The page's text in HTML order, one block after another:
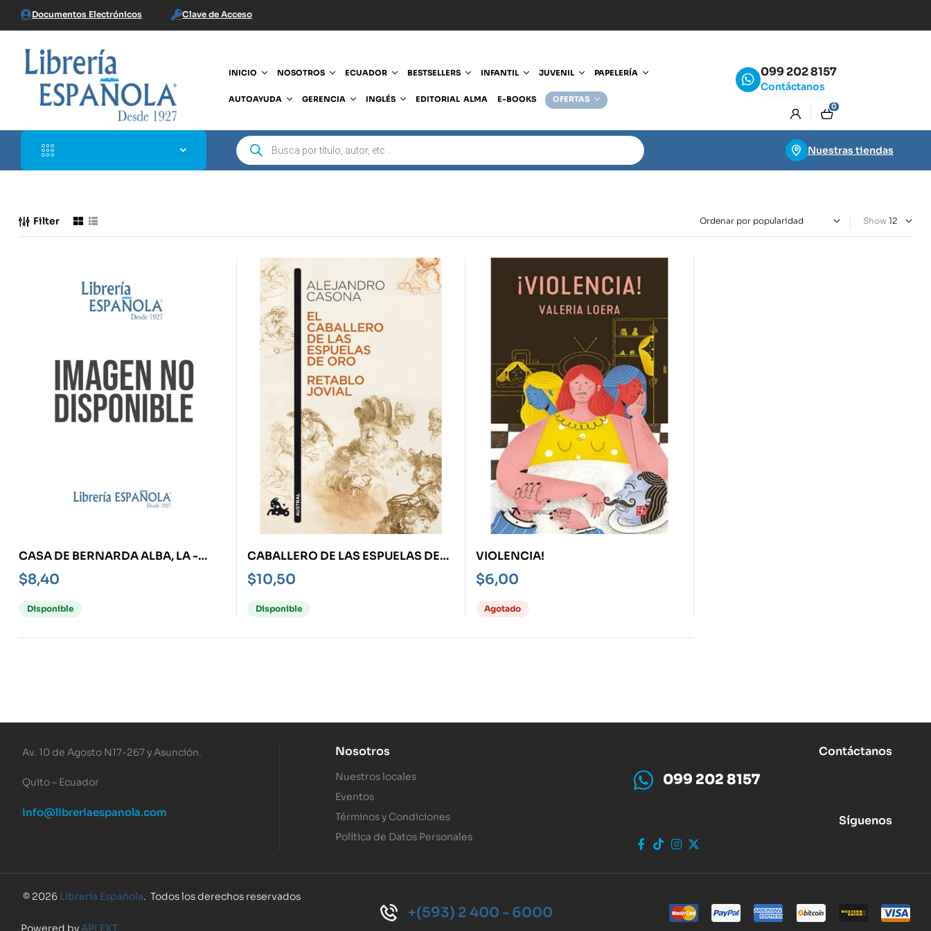
Documentos Electrónicos Clave de Acceso
INICIO NOSOTROS ECUADOR BESTSELLERS INFANTIL JUVENIL PAPELERÍA
AUTOAYUDA GERENCIA INGLÉS EDITORIAL ALMA E-BOOKS OFERTAS
099 202 8157
Contáctanos
0
Nuestras tiendas
Filter Show
CASA DE BERNARDA ALBA, LA -
ANTARES-
$8,40
Disponible
CABALLERO DE LAS ESPUELAS DE
ORO, EL/ RETABLO JOVIAL
$10,50
Disponible
VIOLENCIA!
$6,00
Agotado
Av. 10 de Agosto N17-267 y Asunción.
Quito – Ecuador
info@libreriaespanola.com
Nosotros
Nuestros locales
Eventos
Términos y Condiciones
Política de Datos Personales
Contáctanos
099 202 8157
Síguenos
© 2026 Librería Española. Todos los derechos reservados
Powered by APLEXT
+(593) 2 400 - 6000